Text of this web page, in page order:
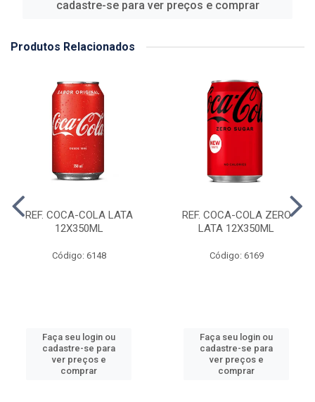
cadastre-se para ver preços e comprar
Produtos Relacionados
REF. COCA-COLA LATA
12X350ML
Código: 6148
Faça seu login ou
cadastre-se para
ver preços e
comprar
REF. COCA-COLA ZERO
LATA 12X350ML
Código: 6169
Faça seu login ou
cadastre-se para
ver preços e
comprar